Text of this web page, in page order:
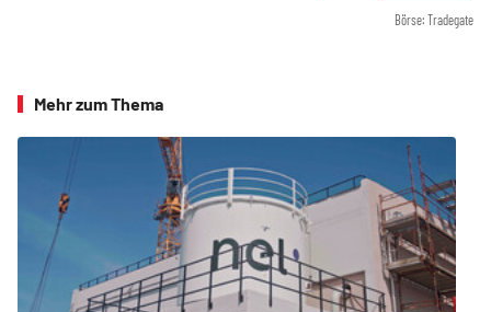
Börse: Tradegate
Mehr zum Thema